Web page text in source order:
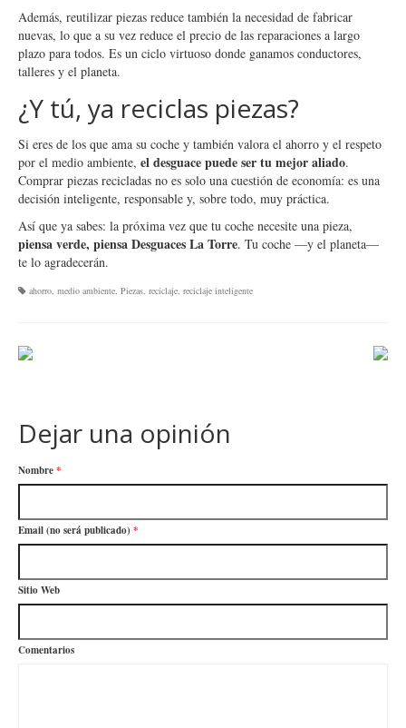
Además, reutilizar piezas reduce también la necesidad de fabricar
nuevas, lo que a su vez reduce el precio de las reparaciones a largo
plazo para todos. Es un ciclo virtuoso donde ganamos conductores,
talleres y el planeta.
¿Y tú, ya reciclas piezas?
Si eres de los que ama su coche y también valora el ahorro y el respeto
por el medio ambiente, el desguace puede ser tu mejor aliado.
Comprar piezas recicladas no es solo una cuestión de economía: es una
decisión inteligente, responsable y, sobre todo, muy práctica.
Así que ya sabes: la próxima vez que tu coche necesite una pieza,
piensa verde, piensa Desguaces La Torre. Tu coche —y el planeta—
te lo agradecerán.
ahorro, medio ambiente, Piezas, reciclaje, reciclaje inteligente
Dejar una opinión
Nombre*
Email (no será publicado) *
Sitio Web
Comentarios